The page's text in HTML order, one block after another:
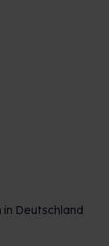
Deutschland